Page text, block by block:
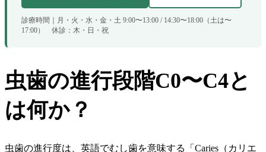
診療時間｜月・火・水・金・土 9:00〜13:00 / 14:30〜18:00（土は〜
17:00） 休診：木・日・祝
虫歯の進行段階C0〜C4と
は何か？
虫歯の進行度は、英語でむし歯を意味する「Caries（カリエ